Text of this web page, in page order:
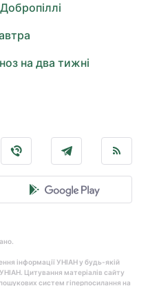
на два тижні
інформації УНІАН у будь-якій
Цитування матеріалів сайту
систем гіперпосилання на